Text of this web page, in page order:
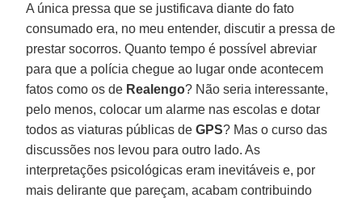
A única pressa que se justificava diante do fato
consumado era, no meu entender, discutir a pressa de
prestar socorros. Quanto tempo é possível abreviar
para que a polícia chegue ao lugar onde acontecem
fatos como os de Realengo? Não seria interessante,
pelo menos, colocar um alarme nas escolas e dotar
todos as viaturas públicas deGPS? Mas o curso das
discussões nos levou para outro lado. As
interpretações psicológicas eram inevitáveis e, por
mais delirante que pareçam, acabam contribuindo